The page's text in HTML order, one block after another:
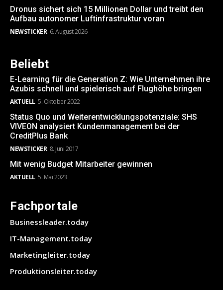
Dronus sichert sich 15 Millionen Dollar und treibt den
Aufbau autonomer Luftinfrastruktur voran
NEWSTICKER 6. August 2026
Beliebt
E-Learning für die Generation Z: Wie Unternehmen ihre
Azubis schnell und spielerisch auf Flughöhe bringen
AKTUELL 5. Oktober 2022
Status Quo und Weiterentwicklungspotenziale: SHS
VIVEON analysiert Kundenmanagement bei der
CreditPlus Bank
NEWSTICKER 8. Juni 2017
Mit wenig Budget Mitarbeiter gewinnen
AKTUELL 5. Mai 2023
Fachportale
Businessleader.today
IT-Management.today
Marketingleiter.today
Produktionsleiter.today